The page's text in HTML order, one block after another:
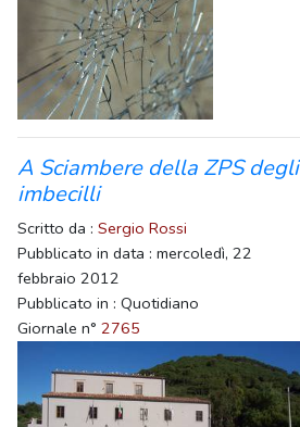
A Sciambere della ZPS degli
imbecilli
Scritto da : Sergio Rossi
Pubblicato in data : mercoledì, 22
febbraio 2012
Pubblicato in : Quotidiano
Giornale n° 2765